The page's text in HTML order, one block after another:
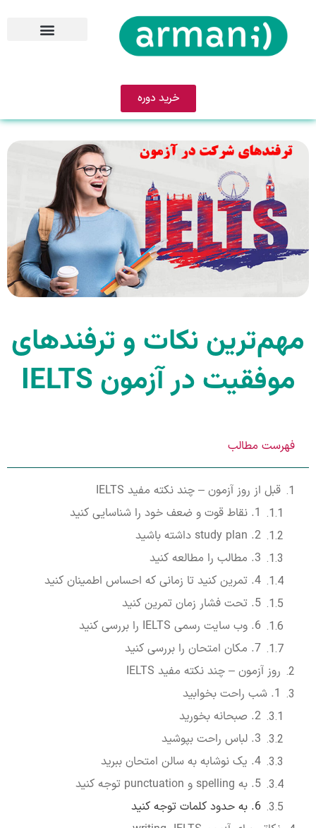
خرید دوره
مهم‌ترین نکات و ترفندهای
موفقیت در آزمون IELTS
فهرست مطالب
قبل از روز آزمون – چند نکته مفید IELTS
1. نقاط قوت و ضعف خود را شناسایی کنید
2. study plan داشته باشید
3. مطالب را مطالعه کنید
4. تمرین کنید تا زمانی که احساس اطمینان کنید
5. تحت فشار زمان تمرین کنید
6. وب سایت رسمی IELTS را بررسی کنید
7. مکان امتحان را بررسی کنید
روز آزمون – چند نکته مفید IELTS
1. شب راحت بخوابید
2. صبحانه بخورید
3. لباس راحت بپوشید
4. یک نوشابه به سالن امتحان ببرید
5. به spelling و punctuation توجه کنید
6. به حدود کلمات توجه کنید